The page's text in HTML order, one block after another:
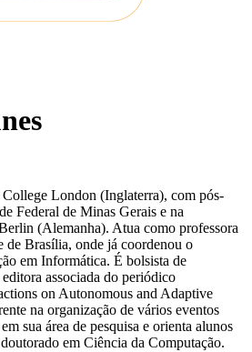
London (Inglaterra), com pós-
Federal de Minas Gerais e na
(Alemanha). Atua como professora
de Brasília, onde já coordenou o
em Informática. É bolsista de
associada do periódico
on Autonomous and Adaptive
na organização de vários eventos
sua área de pesquisa e orienta alunos
em Ciência da Computação.